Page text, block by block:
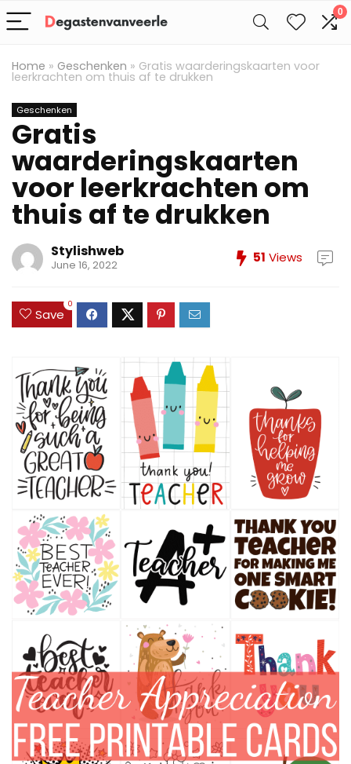
0
Home » Geschenken » Gratis waarderingskaarten voor
leerkrachten om thuis af te drukken
Geschenken
Gratis
waarderingskaarten
voor leerkrachten om
thuis af te drukken
Stylishweb
June 16, 2022 51 Views
Save
0